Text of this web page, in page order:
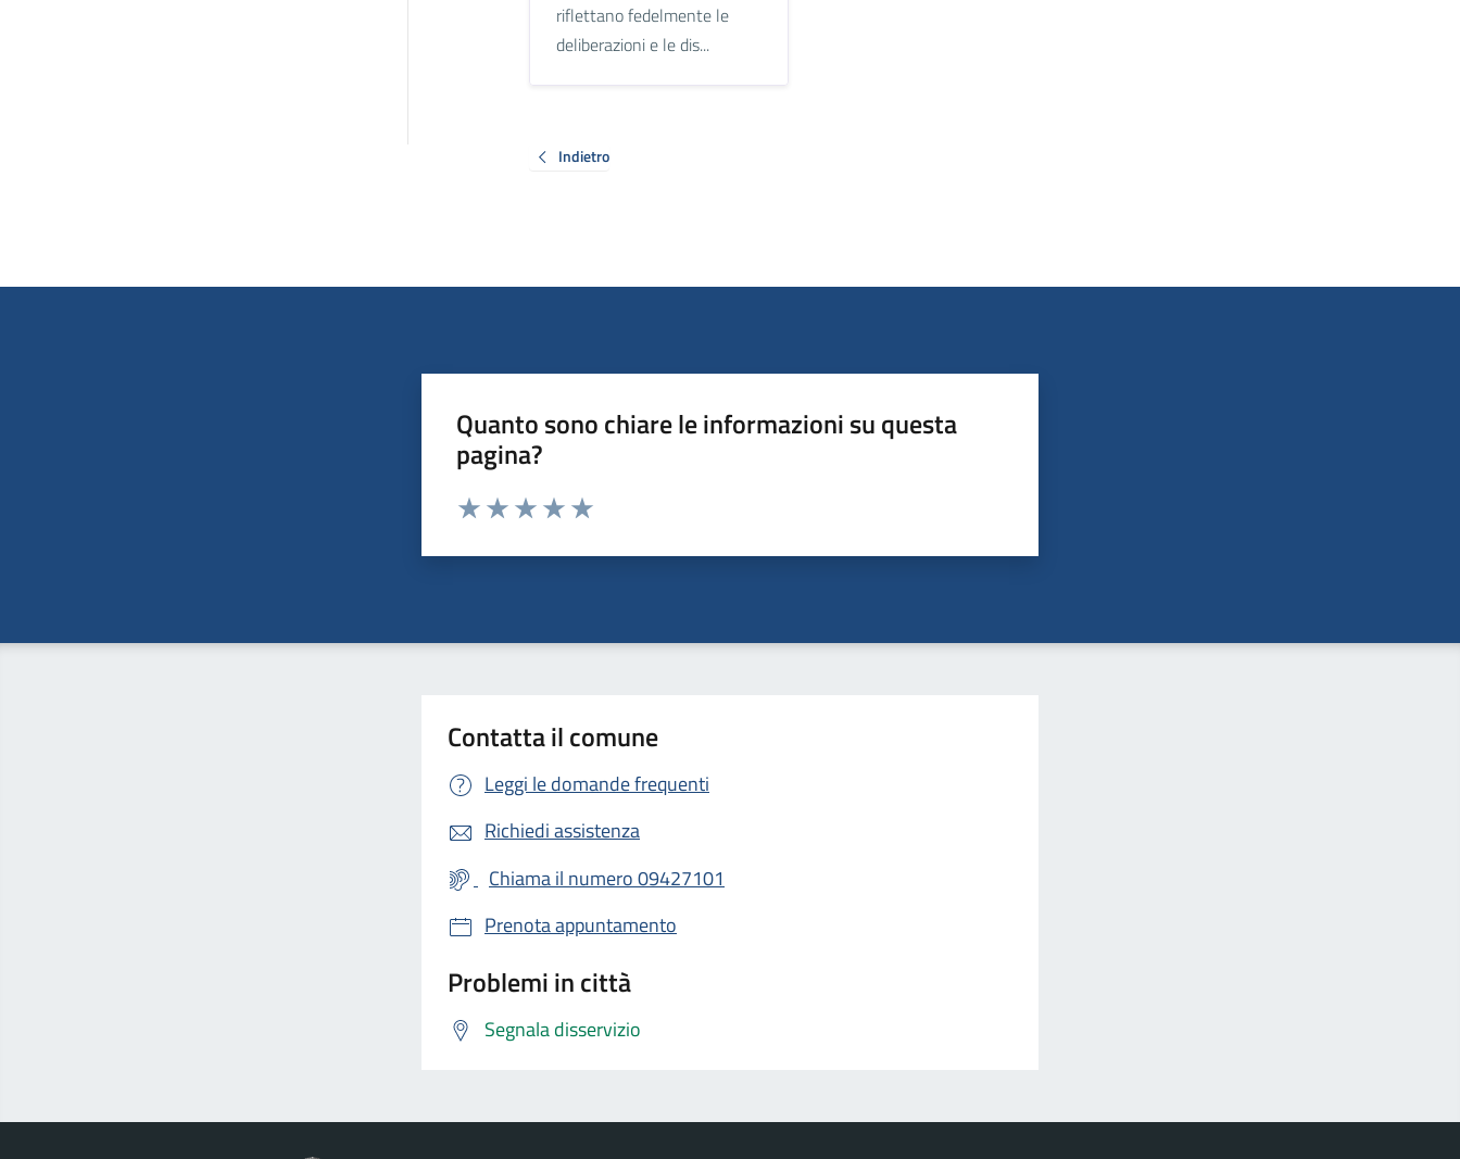
riflettano fedelmente le
deliberazioni e le dis...
Indietro
Quanto sono chiare le informazioni su questa
pagina?
Valuta da 1 a 5 stelle la pagina
Contatta il comune
Leggi le domande frequenti
Richiedi assistenza
Chiama il numero 09427101
Prenota appuntamento
Problemi in città
Segnala disservizio